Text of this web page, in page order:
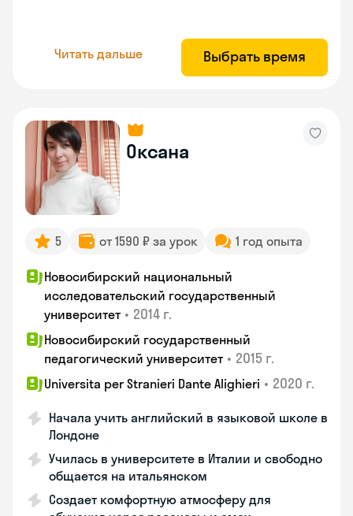
Читать дальше Выбрать время
Оксана
5 от 1590 ₽ за урок 1 год опыта
Новосибирский национальный
исследовательский государственный
университет • 2014 г.
Новосибирский государственный
педагогический университет • 2015 г.
Universita per Stranieri Dante Alighieri • 2020 г.
Начала учить английский в языковой школе в
Лондоне
Училась в университете в Италии и свободно
общается на итальянском
Создает комфортную атмосферу для